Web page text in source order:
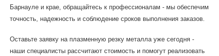
Барнауле и крае, обращайтесь к профессионалам - мы обеспечим
точность, надежность и соблюдение сроков выполнения заказов.
Оставьте заявку на плазменную резку металла уже сегодня -
наши специалисты рассчитают стоимость и помогут реализовать